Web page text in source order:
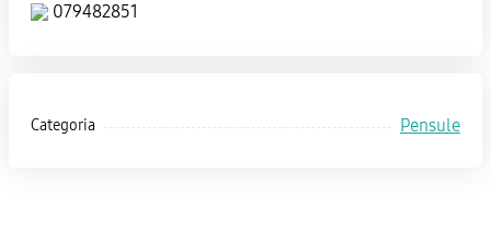
Categoria Pensule
079482851